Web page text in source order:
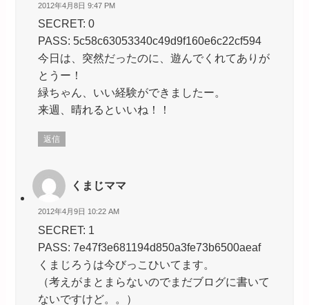
2012年4月8日 9:47 PM
SECRET: 0
PASS: 5c58c63053340c49d9f160e6c22cf594
今日は、突然だったのに、遊んでくれてありが
とうー！
緑ちゃん、いい経験ができましたー。
来週、晴れるといいね！！
返信
くまじママ
2012年4月9日 10:22 AM
SECRET: 1
PASS: 7e47f3e681194d850a3fe73b6500aeaf
くまじろうは今びっこひいてます。
（考えがまとまらないのでまだブログに書いて
ないですけど。。）